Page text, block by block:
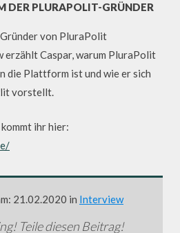
DER PLURAPOLIT-GRÜNDER
von PluraPolit
erzählt Caspar, warum PluraPolit
die Plattform ist und wie er sich
vorstellt.
ihr hier:
21.02.2020 in Interview
Teile diesen Beitrag!